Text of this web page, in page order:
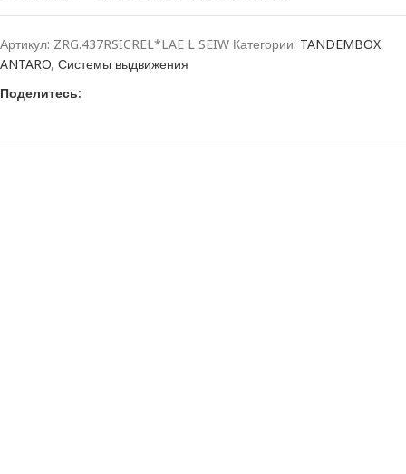
Артикул: ZRG.437RSICREL*LAE L SEIW Категории: TANDEMBOX
ANTARO, Системы выдвижения
Поделитесь: